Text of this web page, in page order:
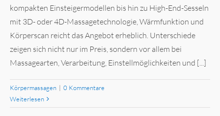
kompakten Einsteigermodellen bis hin zu High-End-Sesseln
mit 3D- oder 4D-Massagetechnologie, Wärmfunktion und
Körperscan reicht das Angebot erheblich. Unterschiede
zeigen sich nicht nur im Preis, sondern vor allem bei
Massagearten, Verarbeitung, Einstellmöglichkeiten und [...]
Körpermassagen | 0 Kommentare
Weiterlesen